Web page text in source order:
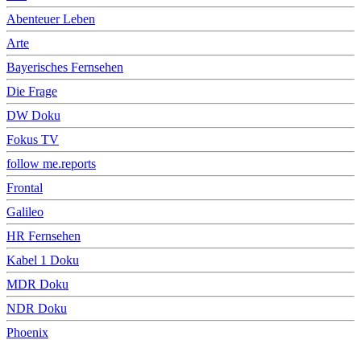
Abenteuer Leben
Arte
Bayerisches Fernsehen
Die Frage
DW Doku
Fokus TV
follow me.reports
Frontal
Galileo
HR Fernsehen
Kabel 1 Doku
MDR Doku
NDR Doku
Phoenix